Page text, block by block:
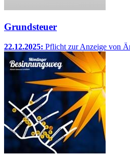
Grundsteuer
22.12.2025: Pflicht zur Anzeige von